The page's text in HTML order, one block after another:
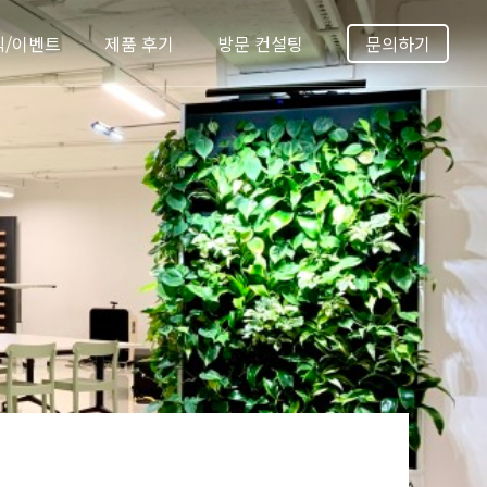
/이벤트 제품 후기 방문 컨설팅 문의하기